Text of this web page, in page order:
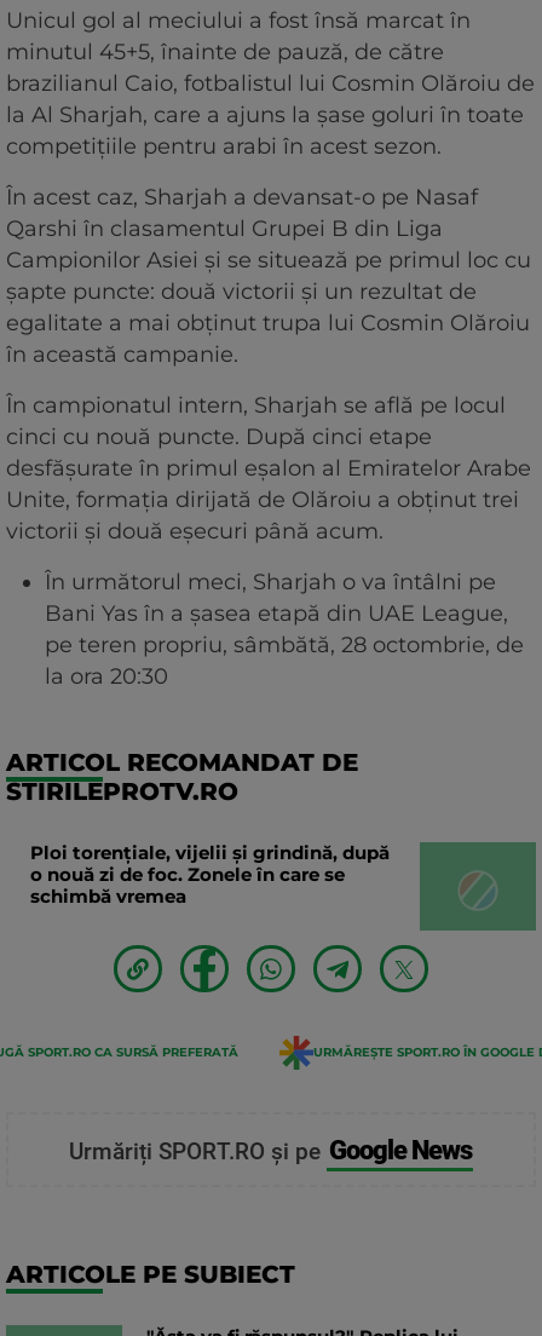
Unicul gol al meciului a fost însă marcat în
minutul 45+5, înainte de pauză, de către
brazilianul Caio, fotbalistul lui Cosmin Olăroiu de
la Al Sharjah, care a ajuns la șase goluri în toate
competițiile pentru arabi în acest sezon.
În acest caz, Sharjah a devansat-o pe Nasaf
Qarshi în clasamentul Grupei B din Liga
Campionilor Asiei și se situează pe primul loc cu
șapte puncte: două victorii și un rezultat de
egalitate a mai obținut trupa lui Cosmin Olăroiu
în această campanie.
În campionatul intern, Sharjah se află pe locul
cinci cu nouă puncte. După cinci etape
desfășurate în primul eșalon al Emiratelor Arabe
Unite, formația dirijată de Olăroiu a obținut trei
victorii și două eșecuri până acum.
În următorul meci, Sharjah o va întâlni pe
Bani Yas în a șasea etapă din UAE League,
pe teren propriu, sâmbătă, 28 octombrie, de
la ora 20:30
ARTICOL RECOMANDAT DE
STIRILEPROTV.RO
Ploi torențiale, vijelii și grindină, după
o nouă zi de foc. Zonele în care se
schimbă vremea
SPORT.RO CA SURSĂ PREFERATĂ URMĂREȘTE SPORT.RO ÎN GOOGLE
Urmăriți SPORT.RO și pe Google News
ARTICOLE PE SUBIECT